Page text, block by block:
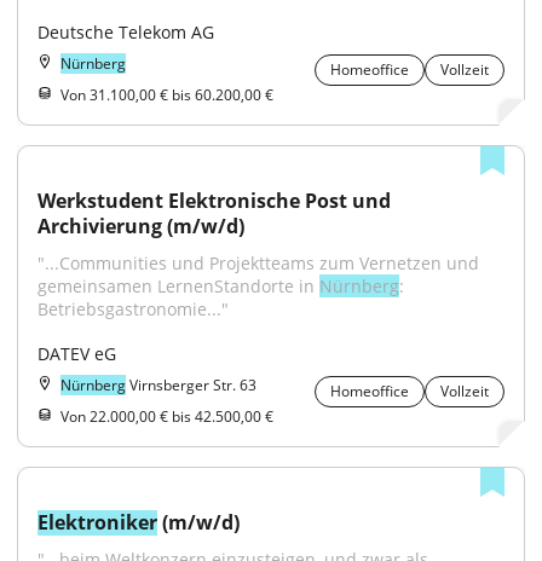
Deutsche Telekom AG
Nürnberg Homeoffice
Vollzeit
Von 31.100,00 € bis 60.200,00 €
Werkstudent Elektronische Post und
Archivierung (m/w/d)
"...Communities und Projektteams zum Vernetzen und
gemeinsamen LernenStandorte in Nürnberg:
Betriebsgastronomie..."
DATEV eG
NürnbergVirnsberger Str. 63 Homeoffice
Vollzeit
Von 22.000,00 € bis 42.500,00 €
Elektroniker (m/w/d)